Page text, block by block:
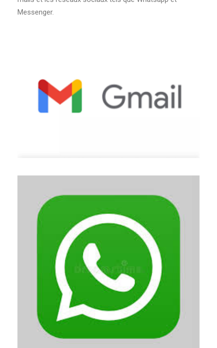
Messenger.